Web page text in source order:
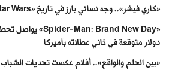
«كاري فيشر».. وجه نسائي بارز في تاريخ «Star Wars»
دولار متوقعة في ثاني عطلاته بأميركا
«بين الحلم والواقع».. أفلام عكست تحديات الشباب